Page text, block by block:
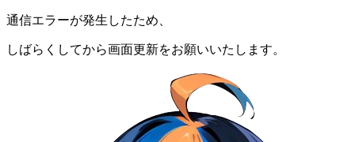
通信エラーが発生したため、
しばらくしてから画面更新をお願いいたします。